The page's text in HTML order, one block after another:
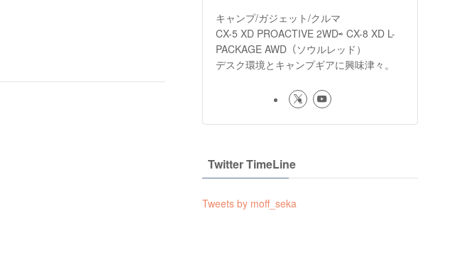
キャンプ/ガジェット/クルマ
CX-5 XD PROACTIVE 2WD⇨ CX-8 XD L-
PACKAGE AWD（ソウルレッド）
デスク環境とキャンプギアに興味津々。
Twitter TimeLine
Tweets by moff_seka